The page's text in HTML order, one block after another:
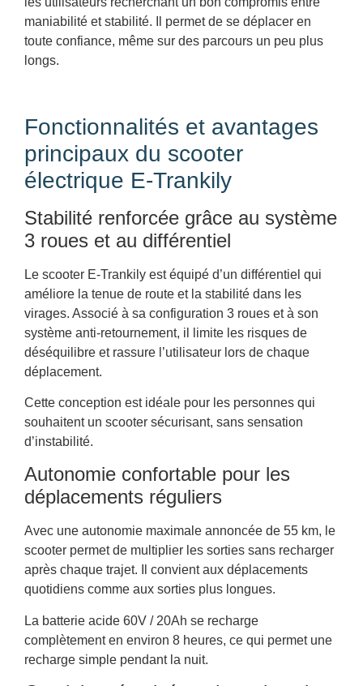
maniabilité et stabilité. Il permet de se déplacer en
toute confiance, même sur des parcours un peu plus
longs.
Fonctionnalités et avantages
principaux du scooter
électrique E-Trankily
Stabilité renforcée grâce au système
3 roues et au différentiel
Le scooter E-Trankily est équipé d’un différentiel qui
améliore la tenue de route et la stabilité dans les
virages. Associé à sa configuration 3 roues et à son
système anti-retournement, il limite les risques de
déséquilibre et rassure l’utilisateur lors de chaque
déplacement.
Cette conception est idéale pour les personnes qui
souhaitent un scooter sécurisant, sans sensation
d’instabilité.
Autonomie confortable pour les
déplacements réguliers
Avec une autonomie maximale annoncée de 55 km, le
scooter permet de multiplier les sorties sans recharger
après chaque trajet. Il convient aux déplacements
quotidiens comme aux sorties plus longues.
La batterie acide 60V / 20Ah se recharge
complètement en environ 8 heures, ce qui permet une
recharge simple pendant la nuit.